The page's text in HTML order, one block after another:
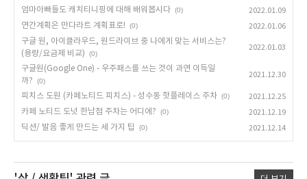
엄마아빠들도 캐치티니핑에 대해 배워봅시다 (0)
2022.01.09
연간계획은 만다라트 계획표로!
(0)
2022.01.06
구글 원, 아이클라우드, 원드라이브 중 나에게 맞는 서비스는?
(용량/요금제 비교)
(0)
2022.01.03
구글원(Google One) - 우주패스를 쓰는 것이 과연 이득일
까?
(0)
2021.12.30
피치스 도원 (카페노티드 피치스) - 성수동 핫플레이스 주차 (0)
2021.12.25
카페 노티드 도넛 한남점 주차는 어디에?
(0)
2021.12.19
딕션/ 발음 좋게 만드는 세 가지 팁
(0) 2021.12.14